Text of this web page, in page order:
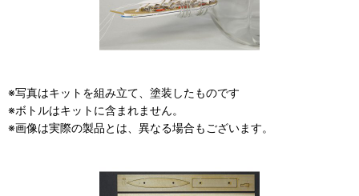
※写真はキットを組み立て、塗装したものです
※ボトルはキットに含まれません。
※画像は実際の製品とは、異なる場合もございます。